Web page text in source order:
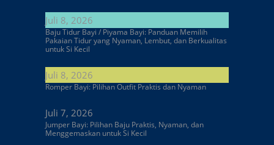
Juli 8, 2026
Baju Tidur Bayi / Piyama Bayi: Panduan Memilih
Pakaian Tidur yang Nyaman, Lembut, dan Berkualitas
untuk Si Kecil
Juli 8, 2026
Romper Bayi: Pilihan Outfit Praktis dan Nyaman
Juli 7, 2026
Jumper Bayi: Pilihan Baju Praktis, Nyaman, dan
Menggemaskan untuk Si Kecil